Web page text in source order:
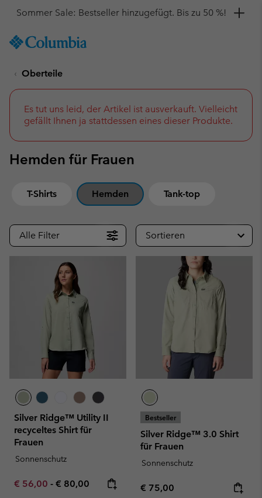
TO
SKIP
NAV
SKIP
TO
SEARCH
Hol dir einen 10 %-Gutschein
Oberteile
Es tut uns leid, der Artikel ist ausverkauft. Vielleicht
gefällt Ihnen ja stattdessen eines dieser Produkte.
Hemden für Frauen
T-Shirts Hemden Tank-top
Alle Filter Sortieren
Silver Ridge™ Utility II
recyceltes Shirt für
Frauen
Sonnenschutz
Minimum sale price:
€ 56,00 - Maximum price:
€ 80,00
Bestseller
Silver Ridge™ 3.0 Shirt
für Frauen
Sonnenschutz
Regular price:
€ 75,00